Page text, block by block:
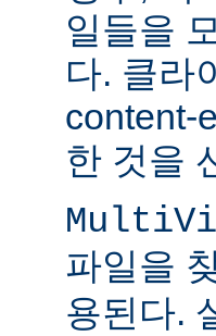
일들을
다. 클라
content-
한 것을
파일을
용된다.